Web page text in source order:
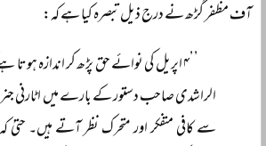
آف مظفر گڑھ نے درج ذیل تبصرہ کیا ہے کہ:
’’۴ اپریل کی نوائے حق پڑھ کر اندازہ ہوتا
الراشدی صاحب دستور کے بارے میں اٹارنی
سے کافی متفکر اور متحرک نظر آتے ہیں۔ حتیٰ